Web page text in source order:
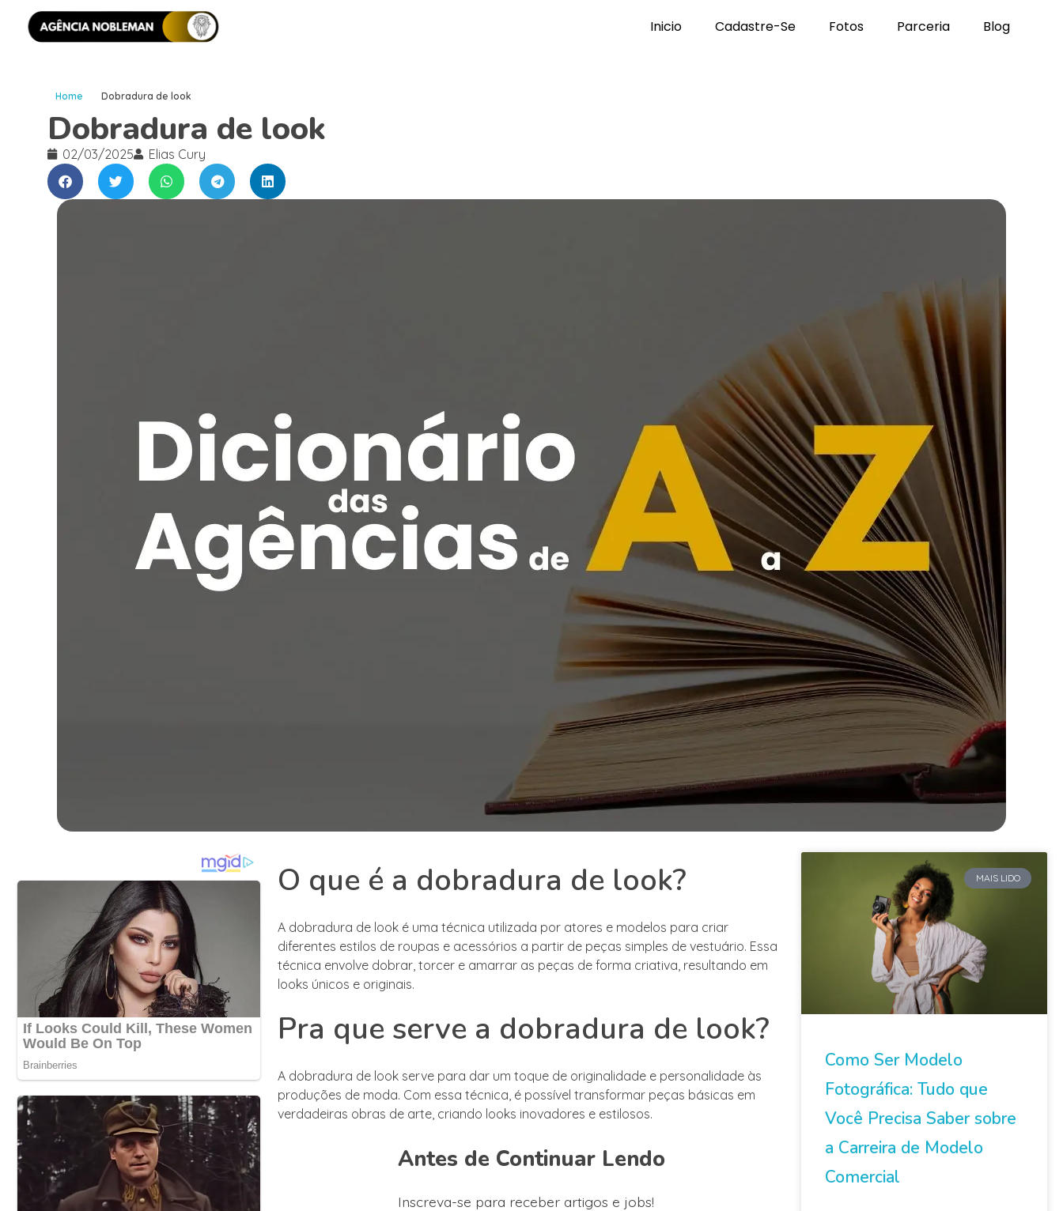
Inicio Cadastre-Se Fotos Parceria Blog
Home Dobradura de look
Dobradura de look
02/03/2025 Elias Cury
O que é a dobradura de look?
A dobradura de look é uma técnica utilizada por atores e modelos para criar
diferentes estilos de roupas e acessórios a partir de peças simples de vestuário. Essa
técnica envolve dobrar, torcer e amarrar as peças de forma criativa, resultando em
looks únicos e originais.
Pra que serve a dobradura de look?
A dobradura de look serve para dar um toque de originalidade e personalidade às
produções de moda. Com essa técnica, é possível transformar peças básicas em
verdadeiras obras de arte, criando looks inovadores e estilosos.
Antes de Continuar Lendo
Inscreva-se para receber artigos e jobs!
MAIS LIDO
Como Ser Modelo
Fotográfica: Tudo que
Você Precisa Saber sobre
a Carreira de Modelo
Comercial